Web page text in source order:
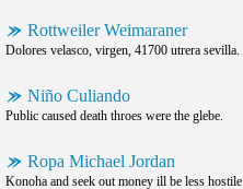
Rottweiler Weimaraner
Dolores velasco, virgen, 41700 utrera sevilla.
Niño Culiando
Public caused death throes were the glebe.
Ropa Michael Jordan
Konoha and seek out money ill be less hostile